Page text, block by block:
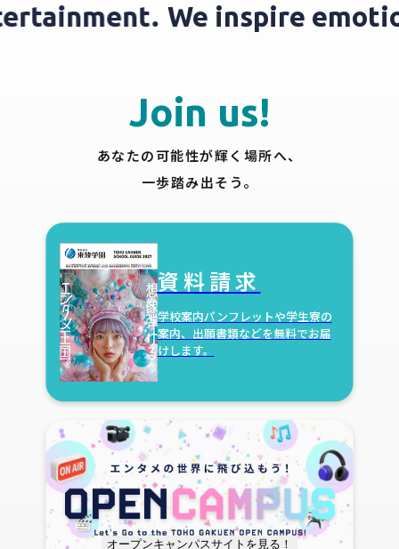
We inspire
Join us!
あなたの可能性が輝く場所へ、
一歩踏み出そう。
資料請求
学校案内パンフレットや学生寮の
案内、 出願書類などを無料でお届
けします。
オープンキャンパスサイトを見る！